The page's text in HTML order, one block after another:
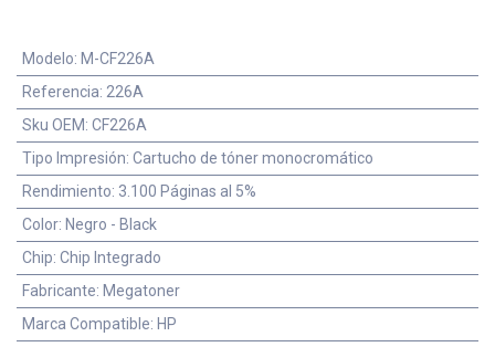
Modelo: M-CF226A
Referencia: 226A
Sku OEM: CF226A
Tipo Impresión: Cartucho de tóner monocromático
Rendimiento: 3.100 Páginas al 5%
Color: Negro - Black
Chip: Chip Integrado
Fabricante: Megatoner
Marca Compatible: HP